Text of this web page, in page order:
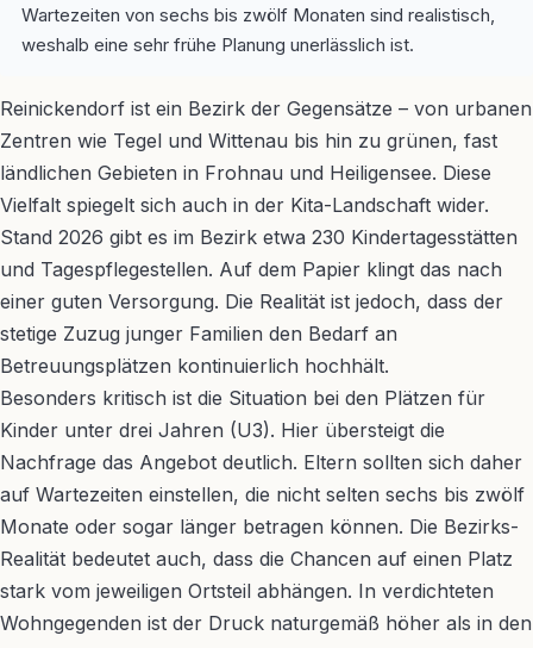
Wartezeiten von sechs bis zwölf Monaten sind realistisch,
weshalb eine sehr frühe Planung unerlässlich ist.
Reinickendorf ist ein Bezirk der Gegensätze – von urbanen
Zentren wie Tegel und Wittenau bis hin zu grünen, fast
ländlichen Gebieten in Frohnau und Heiligensee. Diese
Vielfalt spiegelt sich auch in der Kita-Landschaft wider.
Stand 2026 gibt es im Bezirk etwa 230 Kindertagesstätten
und Tagespflegestellen. Auf dem Papier klingt das nach
einer guten Versorgung. Die Realität ist jedoch, dass der
stetige Zuzug junger Familien den Bedarf an
Betreuungsplätzen kontinuierlich hochhält.
Besonders kritisch ist die Situation bei den Plätzen für
Kinder unter drei Jahren (U3). Hier übersteigt die
Nachfrage das Angebot deutlich. Eltern sollten sich daher
auf Wartezeiten einstellen, die nicht selten sechs bis zwölf
Monate oder sogar länger betragen können. Die Bezirks-
Realität bedeutet auch, dass die Chancen auf einen Platz
stark vom jeweiligen Ortsteil abhängen. In verdichteten
Wohngegenden ist der Druck naturgemäß höher als in den